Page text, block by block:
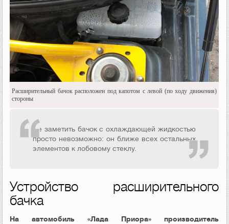
Расширительный бачок расположен под капотом с левой (по ходу движения)
стороны
Не заметить бачок с охлаждающей жидкостью
просто невозможно: он ближе всех остальных
элементов к лобовому стеклу.
Устройство расширительного
бачка
На автомобиль «Лада Приора» производитель